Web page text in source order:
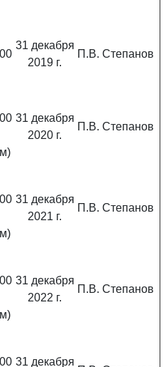
31 декабря
2019 г.
П.В. Степанов
31 декабря
2020 г.
П.В. Степанов
31 декабря
2021 г.
П.В. Степанов
31 декабря
2022 г.
П.В. Степанов
31 декабря